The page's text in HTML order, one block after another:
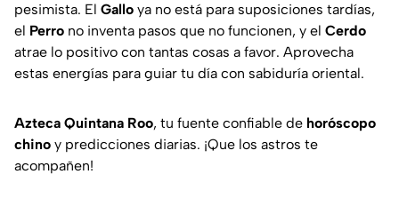
pesimista. El Gallo ya no está para suposiciones tardías,
el Perro no inventa pasos que no funcionen, y el Cerdo
atrae lo positivo con tantas cosas a favor. Aprovecha
estas energías para guiar tu día con sabiduría oriental.
Azteca Quintana Roo, tu fuente confiable de horóscopo
chino y predicciones diarias. ¡Que los astros te
acompañen!